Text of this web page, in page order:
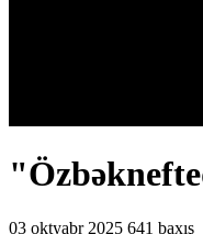
03 oktyabr 2025 641 baxış